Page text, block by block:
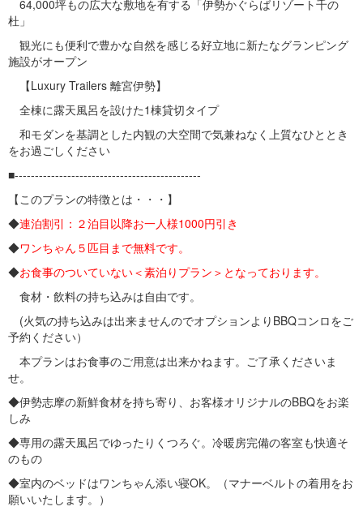
64,000坪もの広大な敷地を有する「伊勢かぐらばリゾート千の
杜」
観光にも便利で豊かな自然を感じる好立地に新たなグランピング
施設がオープン
【Luxury Trailers 離宮伊勢】
全棟に露天風呂を設けた1棟貸切タイプ
和モダンを基調とした内観の大空間で気兼ねなく上質なひととき
をお過ごしください
■----------------------------------------------
【このプランの特徴とは・・・】
◆連泊割引：２泊目以降お一人様1000円引き
◆ワンちゃん５匹目まで無料です。
◆お食事のついていない＜素泊りプラン＞となっております。
食材・飲料の持ち込みは自由です。
(火気の持ち込みは出来ませんのでオプションよりBBQコンロをご
予約ください）
本プランはお食事のご用意は出来かねます。ご了承くださいま
せ。
◆伊勢志摩の新鮮食材を持ち寄り、お客様オリジナルのBBQをお楽
しみ
◆専用の露天風呂でゆったりくつろぐ。冷暖房完備の客室も快適そ
のもの
◆室内のベッドはワンちゃん添い寝OK。（マナーベルトの着用をお
願いいたします。）